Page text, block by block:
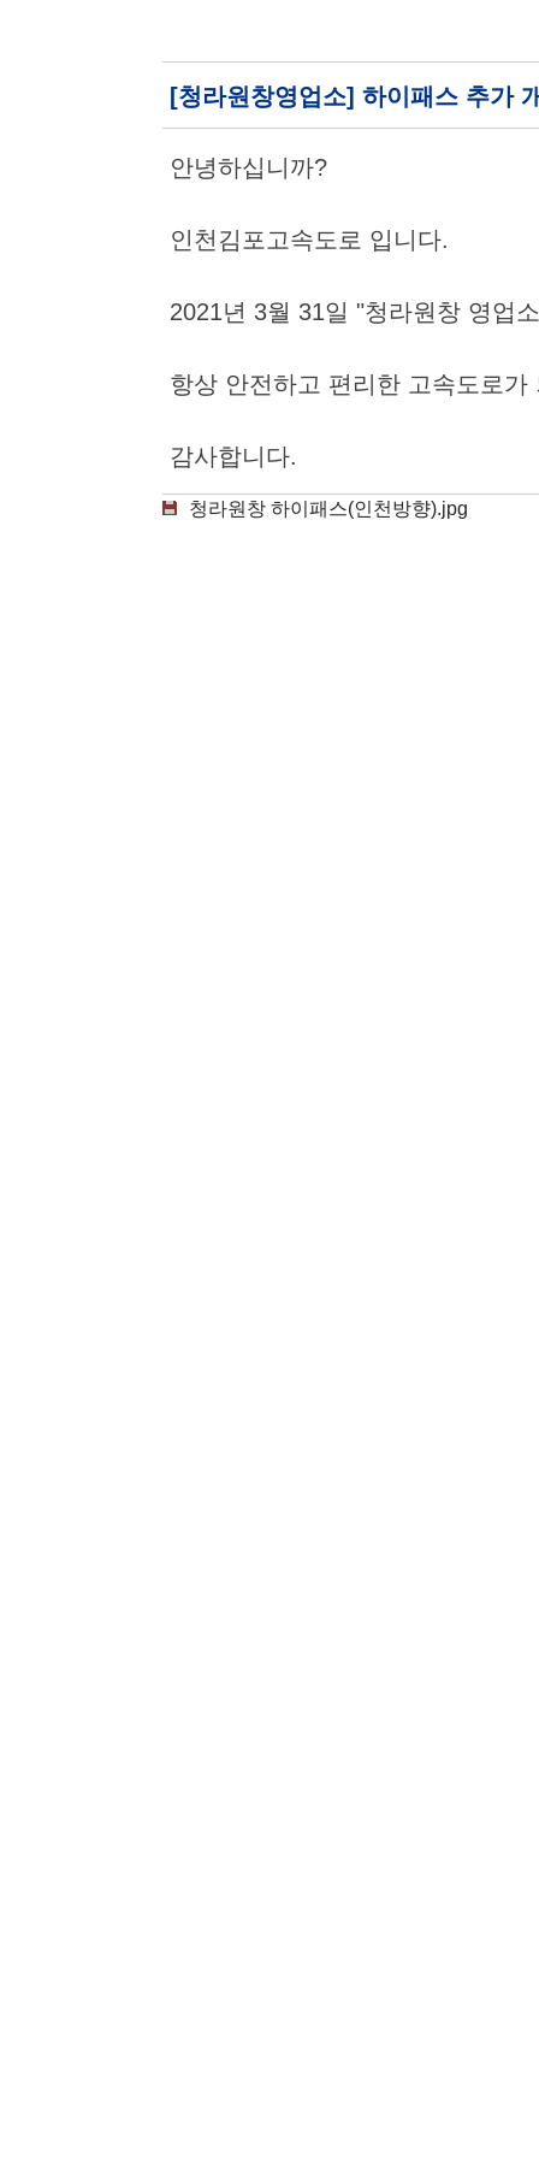
[청라원창영업소] 하이패스 추가
안녕하십니까?
인천김포고속도로 입니다.
2021년 3월 31일 "청라원창 영업
항상 안전하고 편리한 고속도로
감사합니다.
청라원창 하이패스(인천방향).jpg